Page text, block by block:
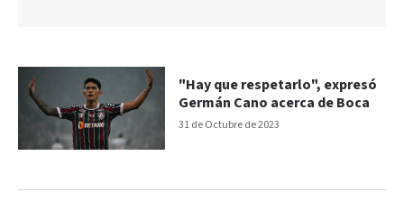
31 de Octubre de 2023
"Hay que respetarlo", expresó
Germán Cano acerca de Boca